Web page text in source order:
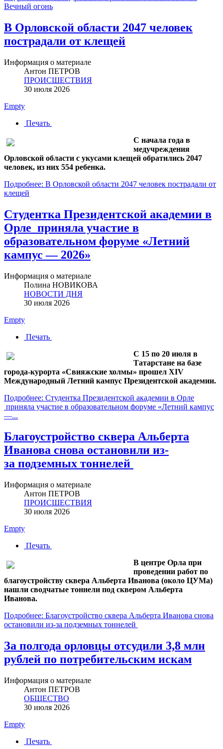
Вечный огонь
В Орловской области 2047 человек
пострадали от клещей
Информация о материале
Антон ПЕТРОВ
ПРОИСШЕСТВИЯ
30 июля 2026
Empty
Печать
С начала года в
медучреждения
Орловской области с укусами клещей обратились 2047
человек, из них 554 ребенка.
Подробнее: В Орловской области 2047 человек пострадали от
клещей
Студентка Президентской академии в
Орле приняла участие в
образовательном форуме «Летний
кампус — 2026»
Информация о материале
Полина НОВИКОВА
НОВОСТИ ДНЯ
30 июля 2026
Empty
Печать
С 15 по 20 июля в
Татарстане на базе
города-курорта «Свияжские холмы» прошел XIV
Международный Летний кампус Президентской академии.
Подробнее: Студентка Президентской академии в Орле
приняла участие в образовательном форуме «Летний кампус
—...
Благоустройство сквера Альберта
Иванова снова остановили из-
за подземных тоннелей
Информация о материале
Антон ПЕТРОВ
ПРОИСШЕСТВИЯ
30 июля 2026
Empty
Печать
В центре Орла при
проведении работ по
благоустройству сквера Альберта Иванова (около ЦУМа)
нашли сводчатые тоннели под сквером Альберта
Иванова.
Подробнее: Благоустройство сквера Альберта Иванова снова
остановили из-за подземных тоннелей
За полгода орловцы отсудили 3,8 млн
рублей по потребительским искам
Информация о материале
Антон ПЕТРОВ
ОБЩЕСТВО
30 июля 2026
Empty
Печать